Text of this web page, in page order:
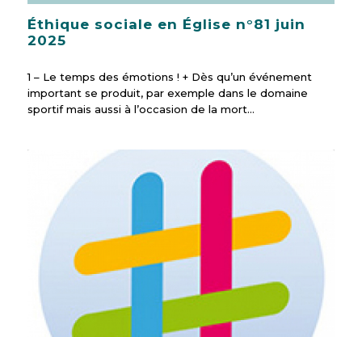
Éthique sociale en Église n°81 juin
2025
1 – Le temps des émotions ! + Dès qu’un événement
important se produit, par exemple dans le domaine
sportif mais aussi à l’occasion de la mort…